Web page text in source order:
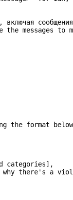
включая
the messages to
the format
categories],
there's a